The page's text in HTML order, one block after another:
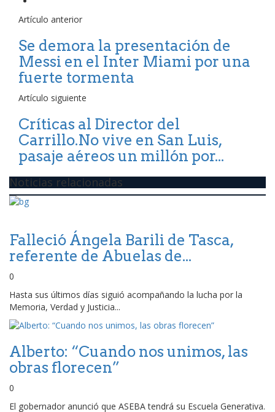
Artículo anterior
Se demora la presentación de
Messi en el Inter Miami por una
fuerte tormenta
Artículo siguiente
Críticas al Director del
Carrillo.No vive en San Luis,
pasaje aéreos un millón por...
Noticias relacionadas
Falleció Ángela Barili de Tasca,
referente de Abuelas de...
0
Hasta sus últimos días siguió acompañando la lucha por la
Memoria, Verdad y Justicia...
Alberto: “Cuando nos unimos, las
obras florecen”
0
El gobernador anunció que ASEBA tendrá su Escuela Generativa.